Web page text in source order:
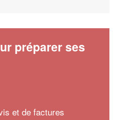
préparer ses
et de factures